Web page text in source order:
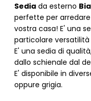
Sediada esterno
perfette per
vostra casa! E' una
particolare
E' una sedia di
dallo schienale dal
E' disponibile in
oppure grigia.